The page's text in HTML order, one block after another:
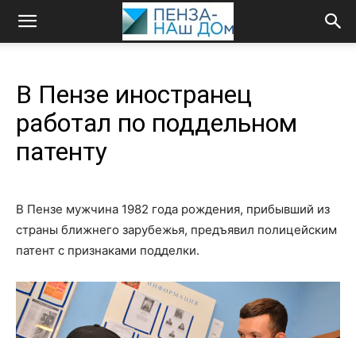
В Пензе иностранец
работал по поддельном
патенту
В Пензе мужчина 1982 года рождения, прибывший из
страны ближнего зарубежья, предъявил полицейским
патент с признаками подделки.